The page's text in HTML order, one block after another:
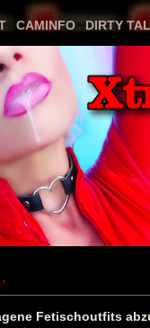
CAMINFO DIRTY
Fetischoutfits